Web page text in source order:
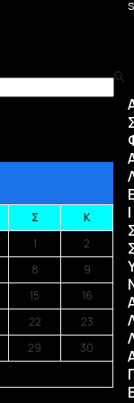
Σ
Κ
1
2
8
9
15
16
22
23
29
30
s
Ι